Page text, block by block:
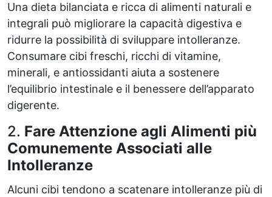
Una dieta bilanciata e ricca di alimenti naturali e
integrali può migliorare la capacità digestiva e
ridurre la possibilità di sviluppare intolleranze.
Consumare cibi freschi, ricchi di vitamine,
minerali, e antiossidanti aiuta a sostenere
l’equilibrio intestinale e il benessere dell’apparato
digerente.
2. Fare Attenzione agli Alimenti più
Comunemente Associati alle
Intolleranze
Alcuni cibi tendono a scatenare intolleranze più di